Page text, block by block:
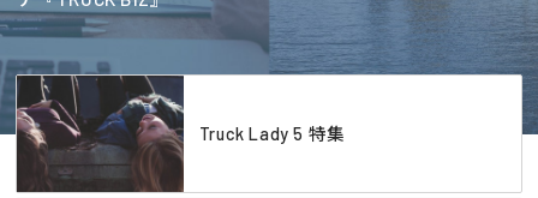
Truck Lady 5 特集